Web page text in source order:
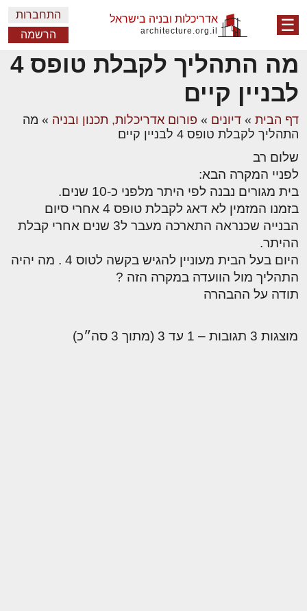
☰ אדריכלות ובניה בישראל
architecture.org.il
התחברות
הרשמה
מה התהליך לקבלת טופס 4
לבניין קיים
דף הבית » דיונים » פורום אדריכלות, תכנון ובניה » מה
התהליך לקבלת טופס 4 לבניין קיים
שלום רב
לפניי המקרה הבא:
בית מגורים נבנה לפי היתר מלפני כ-10 שנים.
בזמנו המזמין לא דאג לקבלת טופס 4 אחרי סיום
הבנייה שכנראה התארכה מעבר ל3 שנים אחרי קבלת
ההיתר.
היום בעל הבית מעוניין להגיש בקשה לטוס 4 . מה יהיה
התהליך מול הוועדה במקרה הזה ?
תודה על ההבהרה
מוצגות 3 תגובות – 1 עד 3 (מתוך 3 סה״כ)